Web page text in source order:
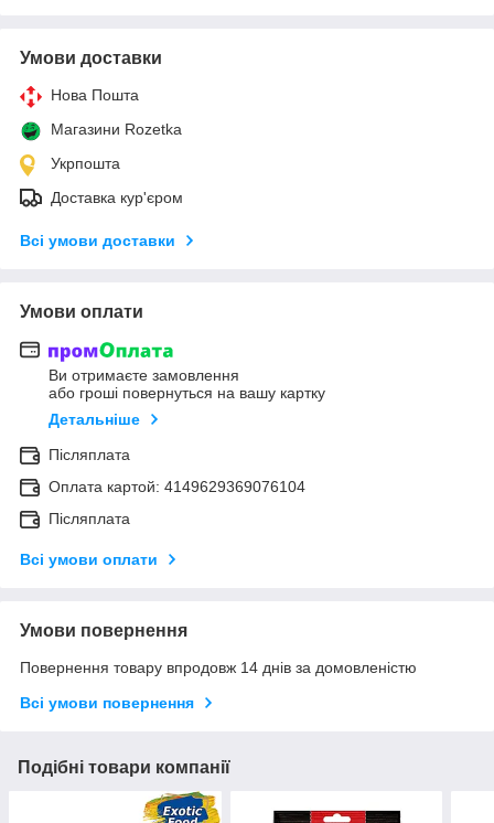
Умови доставки
Нова Пошта
Магазини Rozetka
Укрпошта
Доставка кур'єром
Всі умови доставки
Умови оплати
Ви отримаєте замовлення
або гроші повернуться на вашу картку
Детальніше
Післяплата
Оплата картой: 4149629369076104
Післяплата
Всі умови оплати
Умови повернення
Повернення товару впродовж 14 днів за домовленістю
Всі умови повернення
Подібні товари компанії